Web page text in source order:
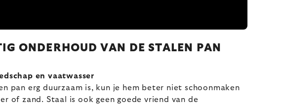
ONDERHOUD VAN DE STALEN PAN
en vaatwasser
pan erg duurzaam is, kun je hem beter niet schoonmaken
of zand. Staal is ook geen goede vriend van de